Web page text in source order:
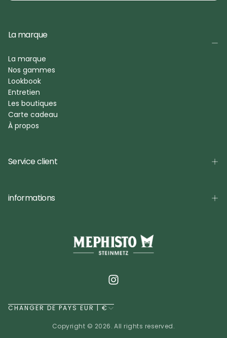
La marque
La marque
Nos gammes
Lookbook
Entretien
Les boutiques
Carte cadeau
À propos
Service client
informations
CHANGER DE PAYS EUR | €
Copyright © 2026. All rights reserved.